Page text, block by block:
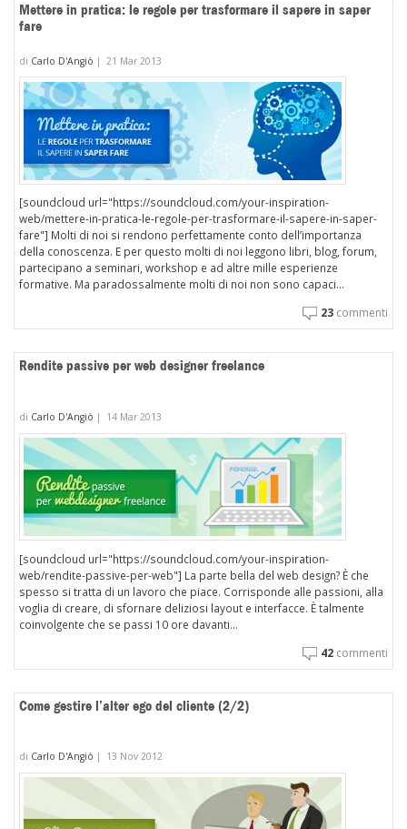
Mettere in pratica: le regole per trasformare il sapere in saper
fare
di Carlo D'Angiò | 21 Mar 2013
[soundcloud url="https://soundcloud.com/your-inspiration-
web/mettere-in-pratica-le-regole-per-trasformare-il-sapere-in-saper-
fare"] Molti di noi si rendono perfettamente conto dell’importanza
della conoscenza. E per questo molti di noi leggono libri, blog, forum,
partecipano a seminari, workshop e ad altre mille esperienze
formative. Ma paradossalmente molti di noi non sono capaci...
23 commenti
Rendite passive per web designer freelance
di Carlo D'Angiò | 14 Mar 2013
[soundcloud url="https://soundcloud.com/your-inspiration-
web/rendite-passive-per-web"] La parte bella del web design? È che
spesso si tratta di un lavoro che piace. Corrisponde alle passioni, alla
voglia di creare, di sfornare deliziosi layout e interfacce. È talmente
coinvolgente che se passi 10 ore davanti...
42 commenti
Come gestire l’alter ego del cliente (2/2)
di Carlo D'Angiò | 13 Nov 2012